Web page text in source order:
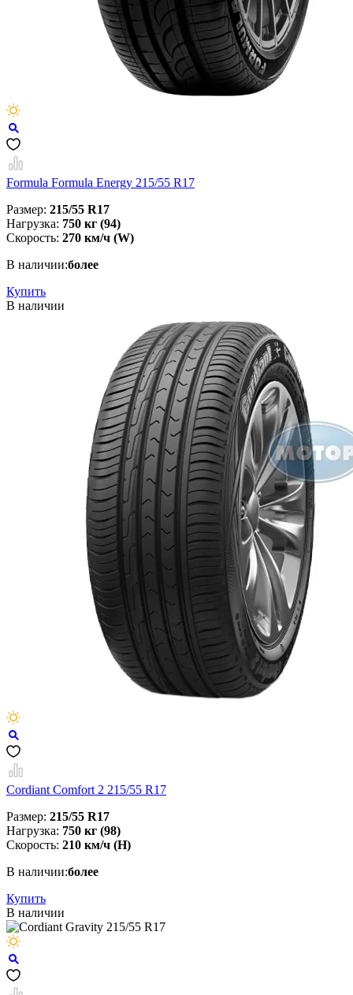
Formula Formula Energy 215/55 R17
Размер: 215/55 R17
Нагрузка: 750 кг (94)
Скорость: 270 км/ч (W)
В наличии:более
Купить
В наличии
Cordiant Comfort 2 215/55 R17
Размер: 215/55 R17
Нагрузка: 750 кг (98)
Скорость: 210 км/ч (H)
В наличии:более
Купить
В наличии